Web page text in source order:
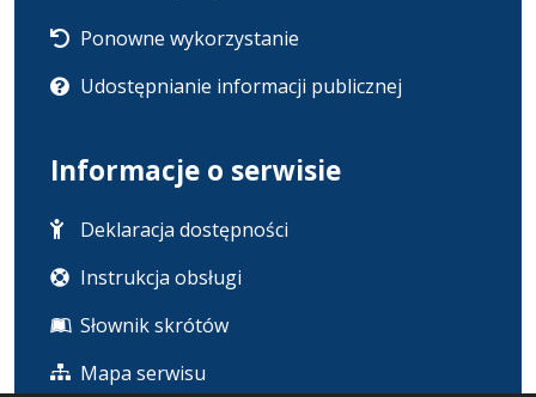
Ponowne wykorzystanie
Udostępnianie informacji publicznej
Informacje o serwisie
Deklaracja dostępności
Instrukcja obsługi
Słownik skrótów
Mapa serwisu